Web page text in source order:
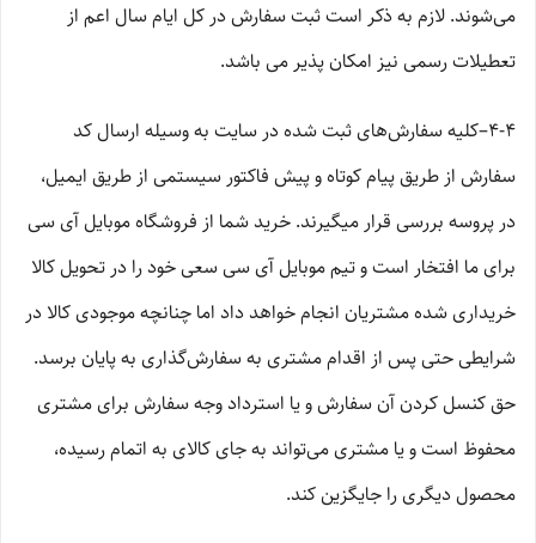
می‌‏شوند. لازم به ذکر است ثبت سفارش در کل ایام سال اعم از
تعطیلات رسمی نیز امکان پذیر می باشد.
4-۴–کلیه سفارش‌‏های ثبت شده در سایت به وسیله ارسال کد
سفارش از طریق پیام کوتاه و پیش فاکتور سیستمی از طریق ایمیل،
در پروسه بررسی قرار میگیرند. خرید شما از فروشگاه موبایل آی سی
برای ما افتخار است و تیم موبایل آی سی سعی خود را در تحویل کالا
خریداری شده مشتریان انجام خواهد داد اما چنانچه موجودی کالا در
شرایطی حتی پس از اقدام مشتری به سفارش‌‏گذاری به پایان برسد.
حق کنسل کردن آن سفارش و یا استرداد وجه سفارش برای مشتری
محفوظ است و یا مشتری می‏‌تواند به جای کالای به اتمام رسیده،
محصول دیگری را جایگزین کند.